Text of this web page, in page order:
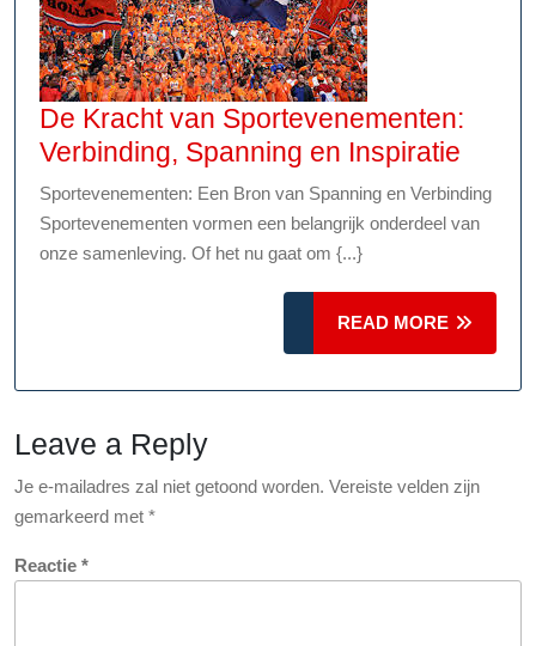
De Kracht van Sportevenementen:
Verbinding, Spanning en Inspiratie
van
en
Sportevenementen: Een Bron van Spanning en Verbinding
Sportevenementen vormen een belangrijk onderdeel van
onze samenleving. Of het nu gaat om {...}
READ MORE
MORE
Leave a Reply
Je e-mailadres zal niet getoond worden. Vereiste velden zijn
gemarkeerd met *
Reactie *